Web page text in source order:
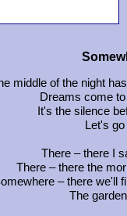
middle of the night
Dreams come
It's the silence
Let's
There – there I
There – there the
– there we'll
The